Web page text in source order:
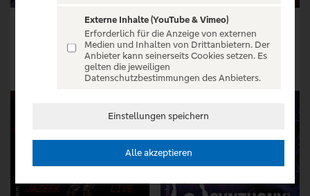
ITZY 3RD WORLD TOUR ‹TUNNEL VISION›
Tickets ab € 110,80
Evanescence
Tickets ab € 278,40
Tickets
Externe Inhalte (YouTube & Vimeo)
Erforderlich für die Anzeige von externen
Medien und Inhalten von Drittanbietern. Der
Anbieter kann seinerseits Cookies setzen. Es
gelten die jeweiligen
Datenschutzbestimmungen des Anbieters.
Einstellungen speichern
Alle akzeptieren